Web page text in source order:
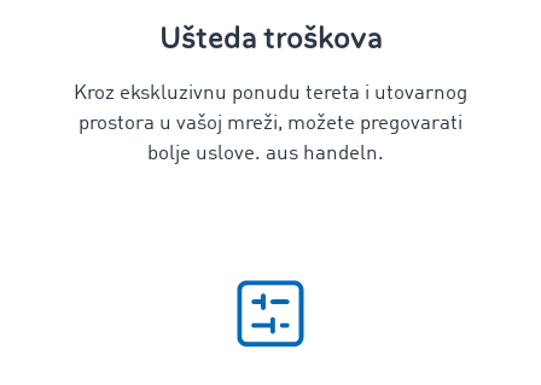
Ušteda troškova
Kroz ekskluzivnu ponudu tereta i utovarnog
prostora u vašoj mreži, možete pregovarati
bolje uslove. aus handeln.